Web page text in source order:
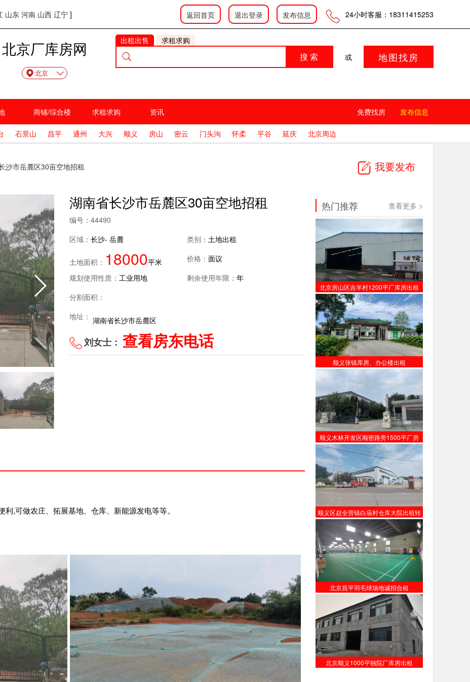
山东 河南 山西 辽宁 ] 返回首页 退出登录 发布信息 24小时客服：18311415253
登录 | 会员中心 发布信息
北京厂库房网
北京
出租出售 求租求购
搜 索 或 地图找房
商铺/综合楼 求租求购 资讯 免费找房 发布信息
石景山 昌平 通州 大兴 顺义 房山 密云 门头沟 怀柔 平谷 延庆 北京周边
沙市岳麓区30亩空地招租 我要发布
湖南省长沙市岳麓区30亩空地招租
编号： 44490
区域： 长沙- 岳麓 类别： 土地出租
土地面积： 18000平米 价格： 面议
规划使用性质： 工业用地 剩余使用年限： 年
分割面积：
地址： 湖南省长沙市岳麓区
刘女士： 查看房东电话
,可做农庄、拓展基地、仓库、新能源发电等等。
热门推荐 查看更多 >
北京房山区吉羊村1200平厂库房出租
顺义张镇库房、办公楼出租
顺义木林开发区顺密路旁1500平厂房
【出租】
顺义区赵全营镇白庙村仓库大院出租转
北京昌平羽毛球场地诚招合租
北京顺义1000平独院厂库房出租